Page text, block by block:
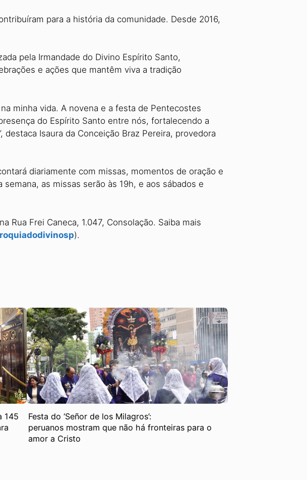
para a história da comunidade. Desde 2016,
pela Irmandade do Divino Espírito Santo,
e ações que mantêm viva a tradição
minha vida. A novena e a festa de Pentecostes
do Espírito Santo entre nós, fortalecendo a
Isaura da Conceição Braz Pereira, provedora
diariamente com missas, momentos de oração e
as missas serão às 19h, e aos sábados e
Rua Frei Caneca, 1.047, Consolação. Saiba mais
).
145
Festa do ‘Señor de los Milagros’:
peruanos mostram que não há fronteiras para o
amor a Cristo